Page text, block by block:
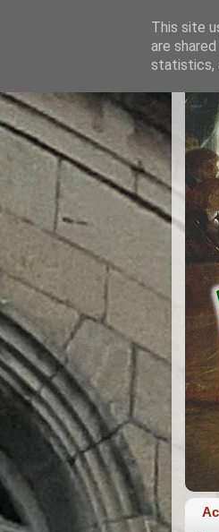
This site
are
statistics,